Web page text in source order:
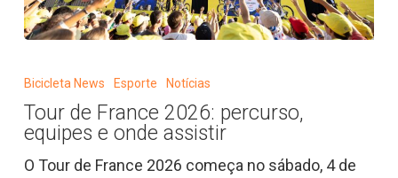
de
2026:
percurso,
equipes
Bicicleta News Esporte Notícias
Tour de France 2026: percurso,
equipes e onde assistir
O Tour de France 2026 começa no sábado, 4 de